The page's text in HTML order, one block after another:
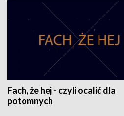
Fach, że hej - czyli ocalić dla
potomnych